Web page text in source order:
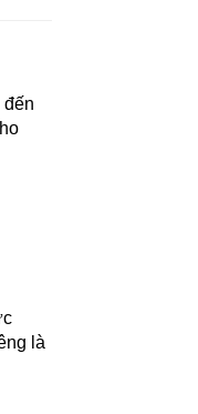
đến
là